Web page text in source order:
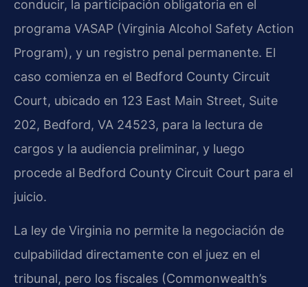
conducir, la participación obligatoria en el
programa VASAP (Virginia Alcohol Safety Action
Program), y un registro penal permanente. El
caso comienza en el Bedford County Circuit
Court, ubicado en 123 East Main Street, Suite
202, Bedford, VA 24523, para la lectura de
cargos y la audiencia preliminar, y luego
procede al Bedford County Circuit Court para el
juicio.
La ley de Virginia no permite la negociación de
culpabilidad directamente con el juez en el
tribunal, pero los fiscales (Commonwealth’s